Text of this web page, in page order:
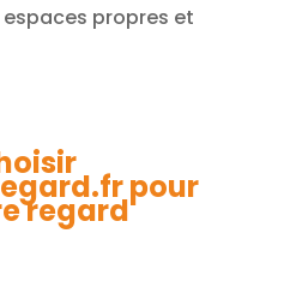
propres et
pour
regard